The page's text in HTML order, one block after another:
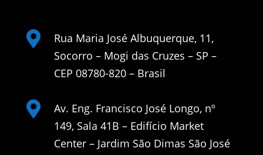

Rua Maria José Albuquerque, 11,
Socorro – Mogi das Cruzes – SP –
CEP 08780-820 – Brasil

Av. Eng. Francisco José Longo, nº
149, Sala 41B – Edifício Market
Center – Jardim São Dimas São José